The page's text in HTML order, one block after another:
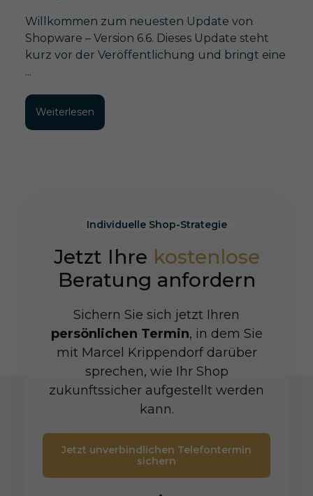
Willkommen zum neuesten Update von
Shopware – Version 6.6. Dieses Update steht
kurz vor der Veröffentlichung und bringt eine
...
Weiterlesen
Individuelle Shop-Strategie
Jetzt Ihre kostenlose
Beratung anfordern
Sichern Sie sich jetzt Ihren
persönlichen Termin, in dem Sie
mit Marcel Krippendorf darüber
sprechen, wie Ihr Shop
zukunftssicher aufgestellt werden
kann.
Jetzt unverbindlichen Telefontermin
sichern